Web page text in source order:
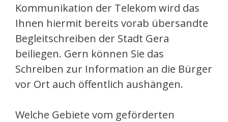
Kommunikation der Telekom wird das
Ihnen hiermit bereits vorab übersandte
Begleitschreiben der Stadt Gera
beiliegen. Gern können Sie das
Schreiben zur Information an die Bürger
vor Ort auch öffentlich aushängen.
Welche Gebiete vom geförderten